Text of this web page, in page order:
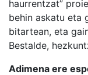
haurrentzat”
behin askatu eta
bitartean, eta
Bestalde,
Adimena ere